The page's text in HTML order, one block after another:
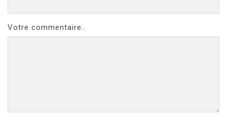
Votre commentaire..